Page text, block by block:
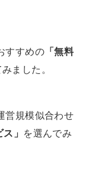
すすめの「無料
ました。
営規模似合わせ
」
を選んでみ